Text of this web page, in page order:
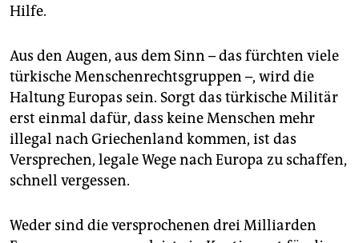
Hilfe.
Aus den Augen, aus dem Sinn – das fürchten viele
türkische Menschenrechtsgruppen –, wird die
Haltung Europas sein. Sorgt das türkische Militär
erst einmal dafür, dass keine Menschen mehr
illegal nach Griechenland kommen, ist das
Versprechen, legale Wege nach Europa zu schaffen,
schnell vergessen.
Weder sind die versprochenen drei Milliarden